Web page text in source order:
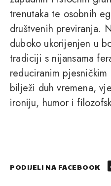
trenutaka te osobnih
društvenih previranja.
duboko ukorijenjen u
tradiciji s nijansama
reduciranim
bilježi duh vremena,
ironiju, humor i
PODIJELI NA FACEBOOK